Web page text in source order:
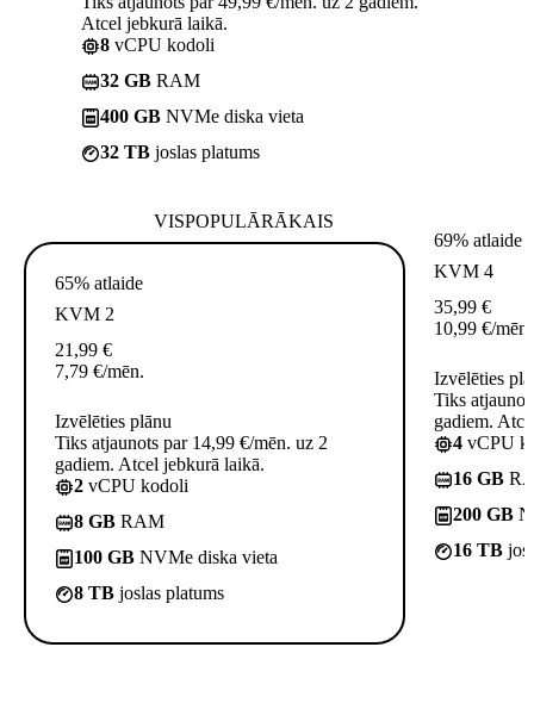
Atcel jebkurā laikā.
8 vCPU kodoli
32 GB RAM
400 GB NVMe diska vieta
32 TB joslas platums
VISPOPULĀRĀKAIS
65% atlaide
KVM 2
21,99 €
7,79 €/mēn.
Izvēlēties plānu
Tiks atjaunots par 14,99 €/mēn. uz 2
gadiem. Atcel jebkurā laikā.
2 vCPU kodoli
8 GB RAM
100 GB NVMe diska vieta
8 TB joslas platums
69% atlaide
KVM 4
35,99 €
10,99 €/mēn.
Izvēlēties
Tiks
gadiem.
4 vCPU
16 GB
200 GB
16 TB